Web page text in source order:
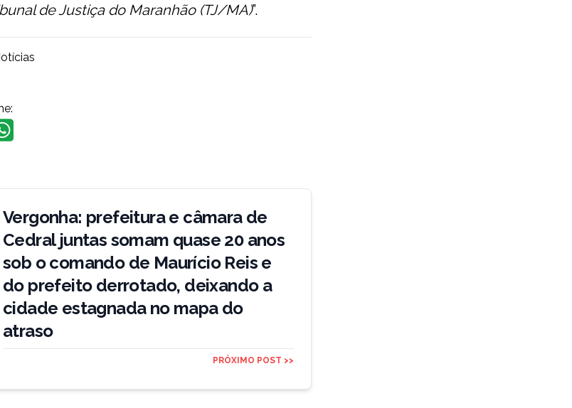
de Justiça do Maranhão (TJ/MA)”.
Vergonha: prefeitura e câmara de
Cedral juntas somam quase 20 anos
sob o comando de Maurício Reis e
do prefeito derrotado, deixando a
cidade estagnada no mapa do
atraso
PRÓXIMO POST >>